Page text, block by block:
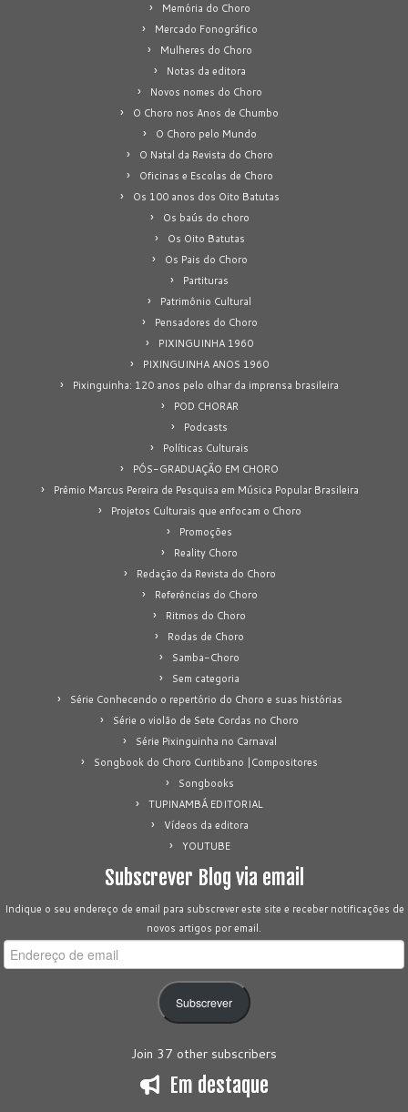
Memória do Choro
Mercado Fonográfico
Mulheres do Choro
Notas da editora
Novos nomes do Choro
O Choro nos Anos de Chumbo
O Choro pelo Mundo
O Natal da Revista do Choro
Oficinas e Escolas de Choro
Os 100 anos dos Oito Batutas
Os baús do choro
Os Oito Batutas
Os Pais do Choro
Partituras
Patrimônio Cultural
Pensadores do Choro
PIXINGUINHA 1960
PIXINGUINHA ANOS 1960
Pixinguinha: 120 anos pelo olhar da imprensa brasileira
POD CHORAR
Podcasts
Políticas Culturais
PÓS-GRADUAÇÃO EM CHORO
Prêmio Marcus Pereira de Pesquisa em Música Popular Brasileira
Projetos Culturais que enfocam o Choro
Promoções
Reality Choro
Redação da Revista do Choro
Referências do Choro
Ritmos do Choro
Rodas de Choro
Samba-Choro
Sem categoria
Série Conhecendo o repertório do Choro e suas histórias
Série o violão de Sete Cordas no Choro
Série Pixinguinha no Carnaval
Songbook do Choro Curitibano |Compositores
Songbooks
TUPINAMBÁ EDITORIAL
Vídeos da editora
YOUTUBE
Subscrever Blog via email
Indique o seu endereço de email para subscrever este site e receber notificações de
novos artigos por email.
Endereço
de
Subscrever
Join 37 other subscribers
Em destaque